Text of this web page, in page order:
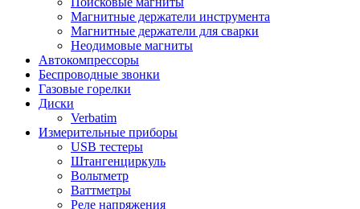
Магнитные держатели инструмента
Магнитные держатели для сварки
Неодимовые магниты
Автокомпрессоры
Беспроводные звонки
Газовые горелки
Диски
Verbatim
Измерительные приборы
USB тестеры
Штангенциркуль
Вольтметр
Ваттметры
Реле напряжения